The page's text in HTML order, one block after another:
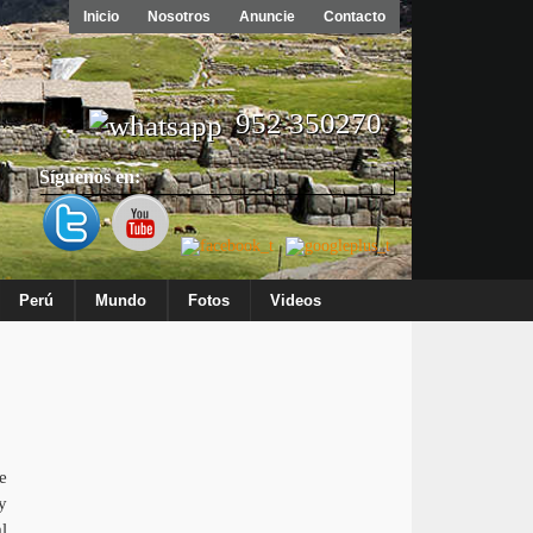
Inicio Nosotros Anuncie Contacto
952 350270
Síguenos en:
Perú Mundo Fotos Videos